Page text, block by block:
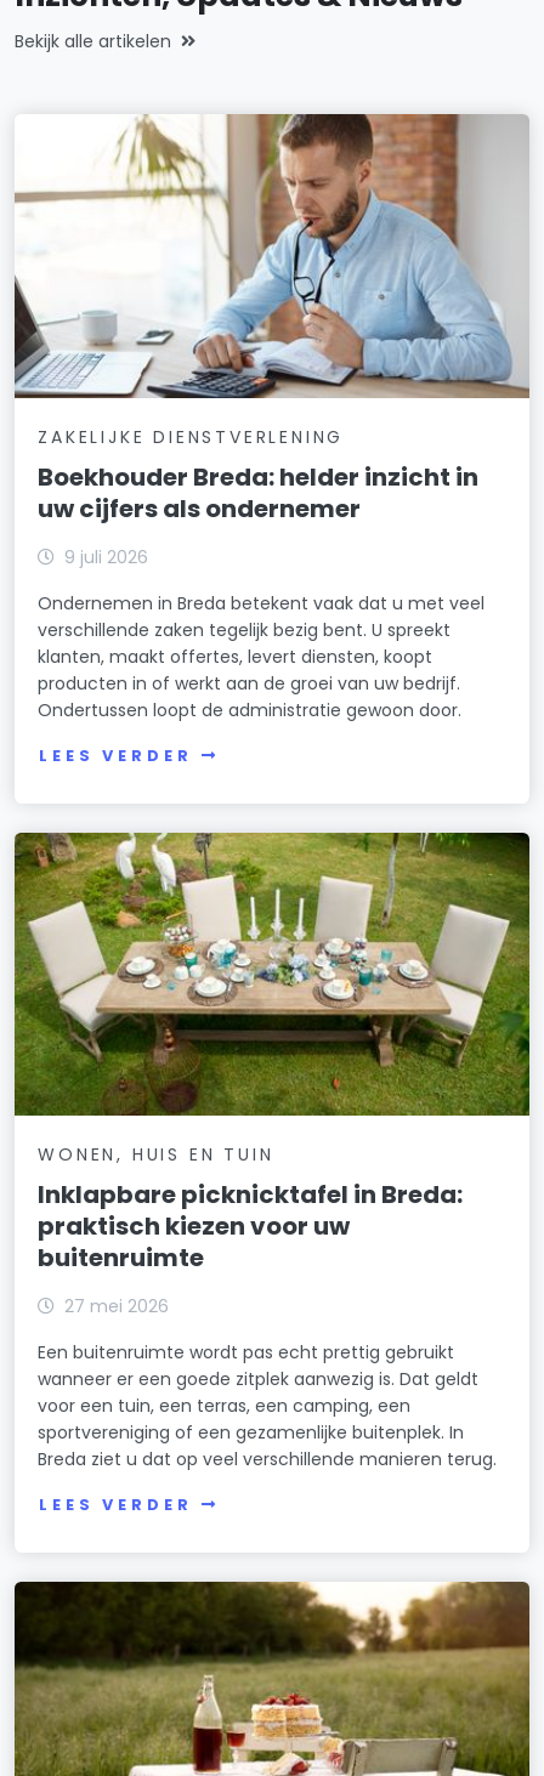
Bekijk alle artikelen
ZAKELIJKE DIENSTVERLENING
Boekhouder Breda: helder inzicht in
uw cijfers als ondernemer
9 juli 2026
Ondernemen in Breda betekent vaak dat u met veel
verschillende zaken tegelijk bezig bent. U spreekt
klanten, maakt offertes, levert diensten, koopt
producten in of werkt aan de groei van uw bedrijf.
Ondertussen loopt de administratie gewoon door.
LEES VERDER
WONEN, HUIS EN TUIN
Inklapbare picknicktafel in Breda:
praktisch kiezen voor uw
buitenruimte
27 mei 2026
Een buitenruimte wordt pas echt prettig gebruikt
wanneer er een goede zitplek aanwezig is. Dat geldt
voor een tuin, een terras, een camping, een
sportvereniging of een gezamenlijke buitenplek. In
Breda ziet u dat op veel verschillende manieren terug.
LEES VERDER